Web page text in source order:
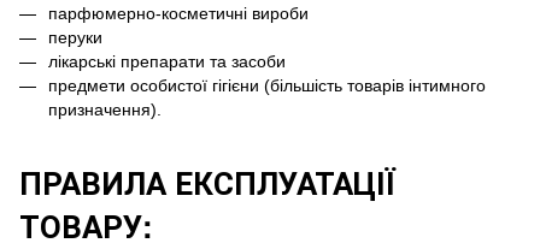
парфюмерно-косметичні вироби
перуки
лікарські препарати та засоби
предмети особистої гігієни (більшість товарів інтимного
призначення).
ПРАВИЛА ЕКСПЛУАТАЦІЇ
ТОВАРУ: